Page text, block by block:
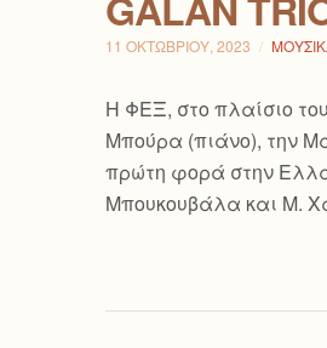
11 ΟΚΤΩΒΡΊΟΥ, 2023
Η ΦΕΞ, στο πλαίσιο
Μπούρα (πιάνο), την
πρώτη φορά στην
Μπουκουβάλα και Μ.